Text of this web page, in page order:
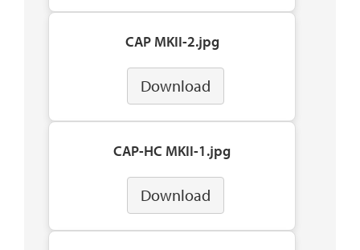
CAP MKII-2.jpg
Download
CAP-HC MKII-1.jpg
Download